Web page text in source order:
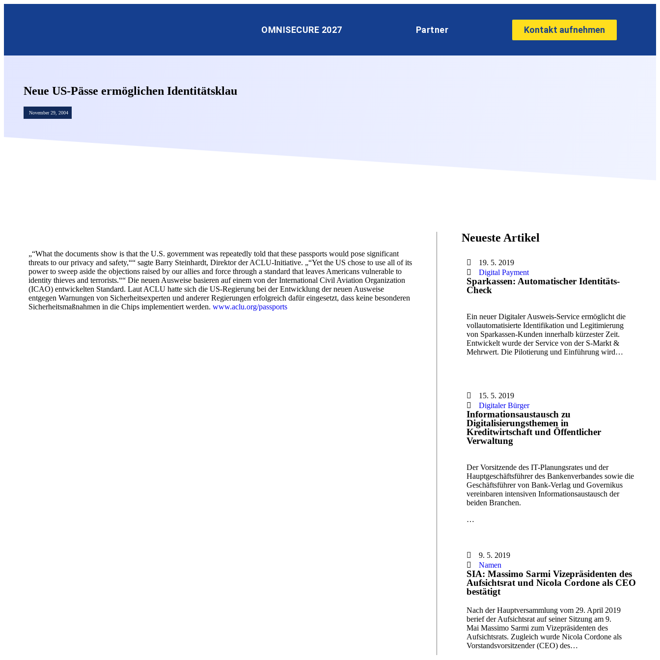
OMNISECURE 2027 Partner Kontakt aufnehmen
Neue US-Pässe ermöglichen Identitätsklau
November 29, 2004
„“What the documents show is that the U.S. government was repeatedly told that these passports would pose significant
threats to our privacy and safety,““ sagte Barry Steinhardt, Direktor der ACLU-Initiative. „“Yet the US chose to use all of its
power to sweep aside the objections raised by our allies and force through a standard that leaves Americans vulnerable to
identity thieves and terrorists.““ Die neuen Ausweise basieren auf einem von der International Civil Aviation Organization
(ICAO) entwickelten Standard. Laut ACLU hatte sich die US-Regierung bei der Entwicklung der neuen Ausweise
entgegen Warnungen von Sicherheitsexperten und anderer Regierungen erfolgreich dafür eingesetzt, dass keine besonderen
Sicherheitsmaßnahmen in die Chips implementiert werden. www.aclu.org/passports
Neueste Artikel
19. 5. 2019
Digital Payment
Sparkassen: Automatischer Identitäts-
Check
Ein neuer Digitaler Ausweis-Service ermöglicht die
vollautomatisierte Identifikation und Legitimierung
von Sparkassen-Kunden innerhalb kürzester Zeit.
Entwickelt wurde der Service von der S-Markt &
Mehrwert. Die Pilotierung und Einführung wird…
15. 5. 2019
Digitaler Bürger
Informationsaustausch zu
Digitalisierungsthemen in
Kreditwirtschaft und Öffentlicher
Verwaltung
Der Vorsitzende des IT-Planungsrates und der
Hauptgeschäftsführer des Bankenverbandes sowie die
Geschäftsführer von Bank-Verlag und Governikus
vereinbaren intensiven Informationsaustausch der
beiden Branchen.
…
9. 5. 2019
Namen
SIA: Massimo Sarmi Vizepräsidenten des
Aufsichtsrat und Nicola Cordone als CEO
bestätigt
Nach der Hauptversammlung vom 29. April 2019
berief der Aufsichtsrat auf seiner Sitzung am 9.
Mai Massimo Sarmi zum Vizepräsidenten des
Aufsichtsrats. Zugleich wurde Nicola Cordone als
Vorstandsvorsitzender (CEO) des…